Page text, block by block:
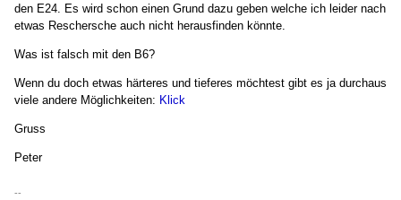
den E24. Es wird schon einen Grund dazu geben welche ich leider nach
etwas Reschersche auch nicht herausfinden könnte.
Was ist falsch mit den B6?
Wenn du doch etwas härteres und tieferes möchtest gibt es ja durchaus
viele andere Möglichkeiten: Klick
Gruss
Peter
--